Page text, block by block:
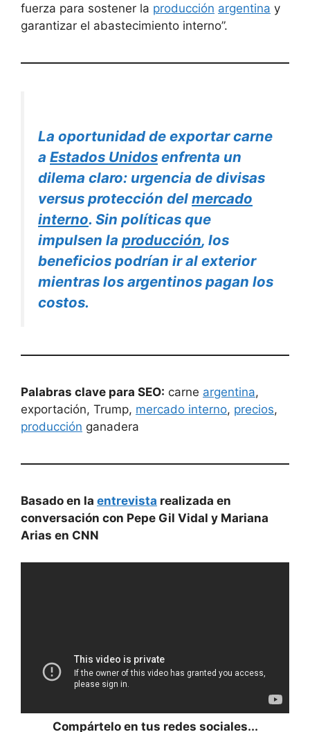
fuerza para sostener la producción argentina y
garantizar el abastecimiento interno”.
La oportunidad de exportar carne
a Estados Unidos enfrenta un
dilema claro: urgencia de divisas
versus protección del mercado
interno. Sin políticas que
impulsen la producción, los
beneficios podrían ir al exterior
mientras los argentinos pagan los
costos.
Palabras clave para SEO: carne argentina,
exportación, Trump, mercado interno, precios,
producción ganadera
Basado en la entrevista realizada en
conversación con Pepe Gil Vidal y Mariana
Arias en CNN
Compártelo en tus redes sociales...